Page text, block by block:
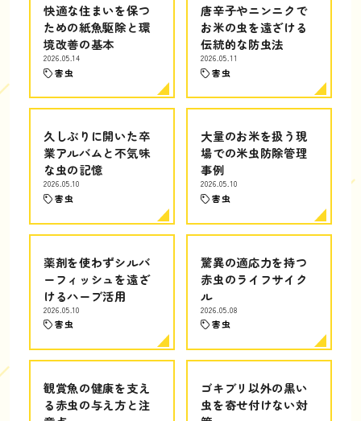
快適な住まいを保つ
ための紙魚駆除と環
境改善の基本
2026.05.14
害虫
唐辛子やニンニクで
お米の虫を遠ざける
伝統的な防虫法
2026.05.11
害虫
久しぶりに開いた卒
業アルバムと不気味
な虫の記憶
2026.05.10
害虫
大量のお米を扱う現
場での米虫防除管理
事例
2026.05.10
害虫
薬剤を使わずシルバ
ーフィッシュを遠ざ
けるハーブ活用
2026.05.10
害虫
驚異の適応力を持つ
赤虫のライフサイク
ル
2026.05.08
害虫
観賞魚の健康を支え
る赤虫の与え方と注
ゴキブリ以外の黒い
虫を寄せ付けない対